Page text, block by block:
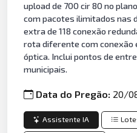
upload de 700 cir 80 no
com pacotes ilimitados nas
extra de 118 conexão
rota diferente com
óptica. Inclui pontos de
municipais.
Data do Pregão: 20/
Assistente IA